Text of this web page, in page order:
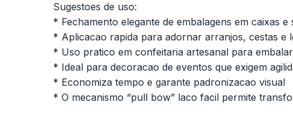
Sugestoes de uso:
* Fechamento elegante de embalagens em caixas e
* Aplicacao rapida para adornar arranjos, cestas e
* Uso pratico em confeitaria artesanal para
* Ideal para decoracao de eventos que exigem
* Economiza tempo e garante padronizacao visual
* O mecanismo “pull bow” laco facil permite